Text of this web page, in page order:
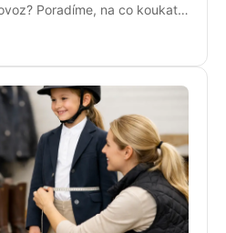
Poradíme, na co koukat